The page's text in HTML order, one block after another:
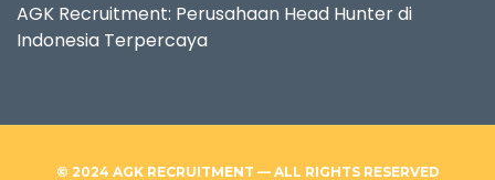
AGK Recruitment: Perusahaan Head Hunter di
Indonesia Terpercaya
© 2024 AGK RECRUITMENT — ALL RIGHTS RESERVED